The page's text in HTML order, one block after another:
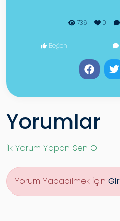
736 0
Beğen
Yorumlar
İlk Yorum Yapan Sen Ol
Yorum Yapabilmek İçin